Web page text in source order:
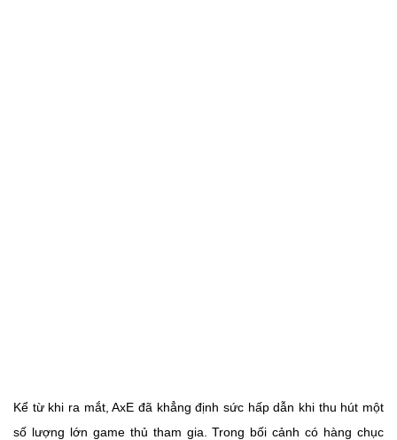
Kể từ khi ra mắt, AxE đã khẳng định sức hấp dẫn khi thu hút một
số lượng lớn game thủ tham gia. Trong bối cảnh có hàng chục